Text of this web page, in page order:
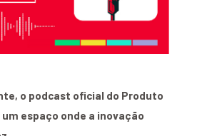
o podcast oficial do Produto
um espaço onde a inovação